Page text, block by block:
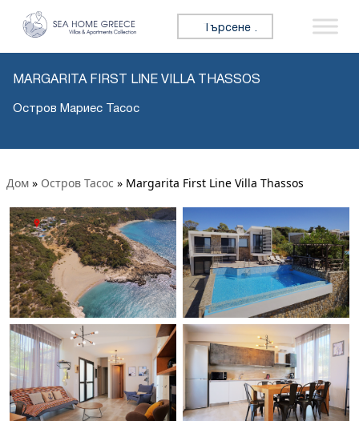
Търсене за:
MARGARITA FIRST LINE VILLA THASSOS
Остров Мариес Тасос
Дом » Остров Тасос » Margarita First Line Villa Thassos